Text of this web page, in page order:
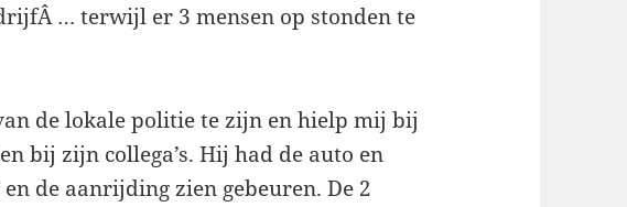
… terwijl er 3 mensen op stonden te
de lokale politie te zijn en hielp mij bij
bij zijn collega’s. Hij had de auto en
de aanrijding zien gebeuren. De 2